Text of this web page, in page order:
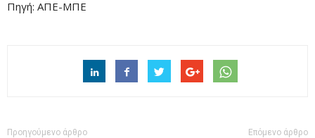
Πηγή: ΑΠΕ-ΜΠΕ
Προηγούμενο άρθρο Επόμενο άρθρο